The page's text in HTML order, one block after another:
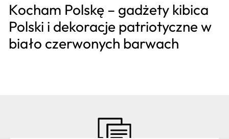
Kocham Polskę – gadżety kibica
Polski i dekoracje patriotyczne w
biało czerwonych barwach